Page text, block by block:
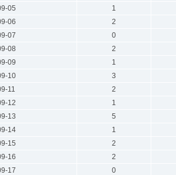
05
1
06
2
07
0
08
2
09
1
10
3
11
2
12
1
13
5
14
1
15
2
16
2
17
0